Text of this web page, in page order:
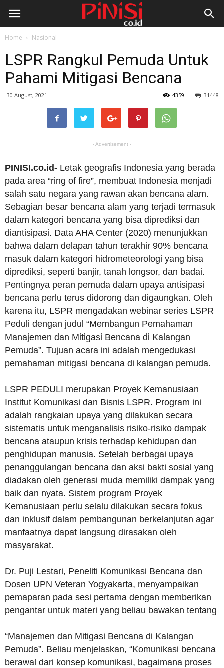
Home Nasional
LSPR Rangkul Pemuda Untuk
Pahami Mitigasi Bencana
30 August, 2021 31448
4359
- Advertisement -
PINISI.co.id- Letak geografis Indonesia yang berada
pada area “ring of fire”, membuat Indonesia menjadi
salah satu negara yang rawan akan bencana alam.
Sebagian besar bencana alam yang terjadi termasuk
dalam kategori bencana yang bisa diprediksi dan
diantisipasi. Data AHA Center (2020) menunjukkan
bahwa dalam delapan tahun terakhir 90% bencana
masuk dalam kategori hidrometeorologi yang bisa
diprediksi, seperti banjir, tanah longsor, dan badai.
Pentingnya peran pemuda dalam upaya antisipasi
bencana perlu terus didorong dan digaungkan. Oleh
karena itu, LSPR mengadakan webinar series LSPR
Peduli dengan judul “Membangun Pemahaman
Manajemen dan Mitigasi Bencana di Kalangan
Pemuda”. Tujuan acara ini adalah mengedukasi
pemahaman mitigasi bencana di kalangan pemuda.
LSPR PEDULI merupakan Proyek Kemanusiaan
Institut Komunikasi dan Bisnis LSPR. Program ini
adalah rangkaian upaya yang dilakukan secara
sistematis untuk menganalisis risiko-risiko dampak
bencana ataupun krisis terhadap kehidupan dan
penghidupan manusia. Setelah berbagai upaya
penanggulangan bencana dan aksi bakti sosial yang
diadakan oleh generasi muda memiliki dampak yang
baik dan nyata. Sistem program Proyek
Kemanusiaan perlu selalu dilakukan secara fokus
dan inklusif dalam pembangunan berkelanjutan agar
manfaatnya dapat langsung dirasakan oleh
masyarakat.
Dr. Puji Lestari, Peneliti Komunikasi Bencana dan
Dosen UPN Veteran Yogyakarta, menyampaikan
pemaparan pada sesi pertama dengan memberikan
pengantar untuk materi yang beliau bawakan tentang
“Manajemen dan Mitigasi Bencana di Kalangan
Pemuda”. Beliau menjelaskan, “Komunikasi bencana
berawal dari konsep komunikasi, bagaimana proses